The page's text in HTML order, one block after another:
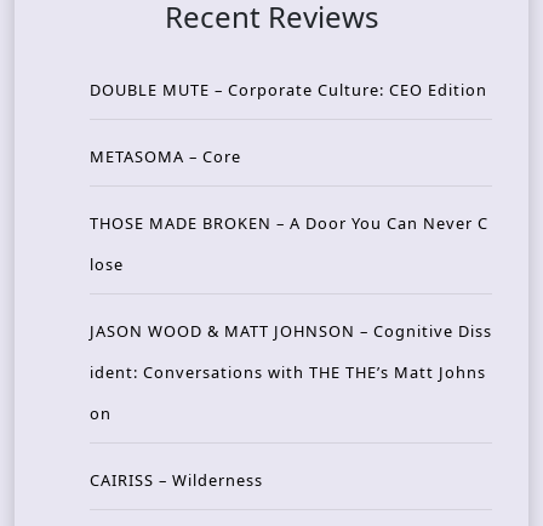
Recent Reviews
DOUBLE MUTE – Corporate Culture: CEO Edition
METASOMA – Core
THOSE MADE BROKEN – A Door You Can Never C
lose
JASON WOOD & MATT JOHNSON – Cognitive Diss
ident: Conversations with THE THE’s Matt Johns
on
CAIRISS – Wilderness